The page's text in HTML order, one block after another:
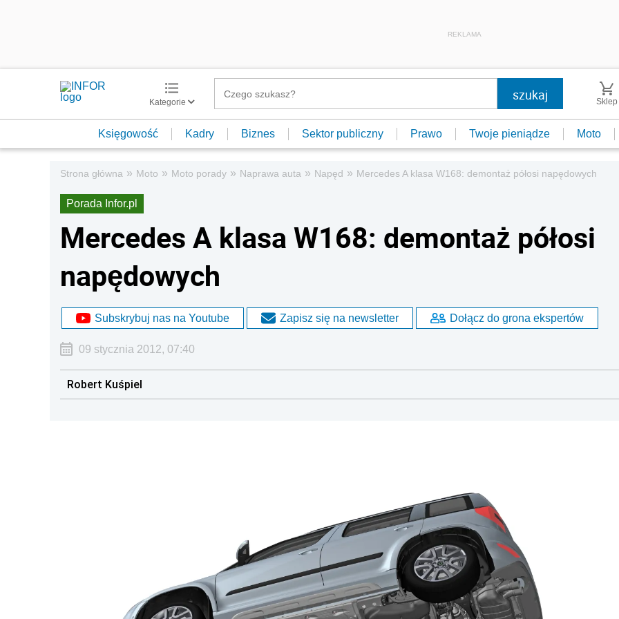
REKLAMA
Kategorie Sklep
Księgowość Kadry Biznes Sektor publiczny Prawo Twoje pieniądze Moto
Strona główna » Moto » Moto porady » Naprawa auta » Napęd » Mercedes A klasa W168: demontaż półosi napędowych
Porada Infor.pl
Mercedes A klasa W168: demontaż półosi
napędowych
Subskrybuj nas na Youtube Zapisz się na newsletter Dołącz do grona ekspertów
09 stycznia 2012, 07:40
Robert Kuśpiel